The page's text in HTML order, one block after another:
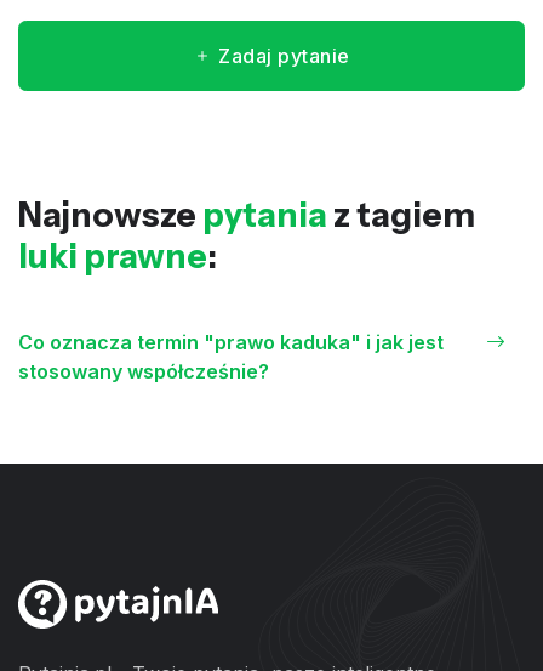
Zadaj pytanie
Najnowsze pytania z tagiem
luki prawne:
Co oznacza termin "prawo kaduka" i jak jest
stosowany współcześnie?